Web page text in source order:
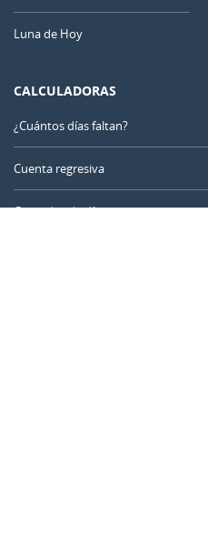
Luna de Hoy
CALCULADORAS
¿Cuántos días faltan?
Cuenta regresiva
Contador de días